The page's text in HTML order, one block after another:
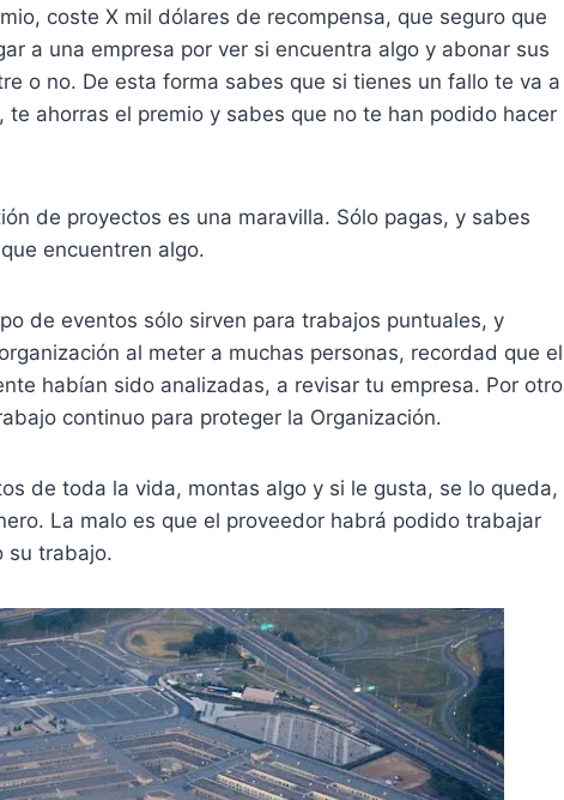
coste X mil dólares de recompensa, que seguro que
a una empresa por ver si encuentra algo y abonar sus
o no. De esta forma sabes que si tienes un fallo te va a
ahorras el premio y sabes que no te han podido hacer
de proyectos es una maravilla. Sólo pagas, y sabes
encuentren algo.
de eventos sólo sirven para trabajos puntuales, y
al meter a muchas personas, recordad que el
habían sido analizadas, a revisar tu empresa. Por otro
continuo para proteger la Organización.
de toda la vida, montas algo y si le gusta, se lo queda,
La malo es que el proveedor habrá podido trabajar
su trabajo.